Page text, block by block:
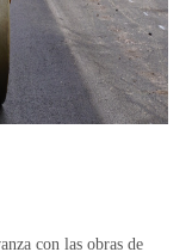
con las obras de